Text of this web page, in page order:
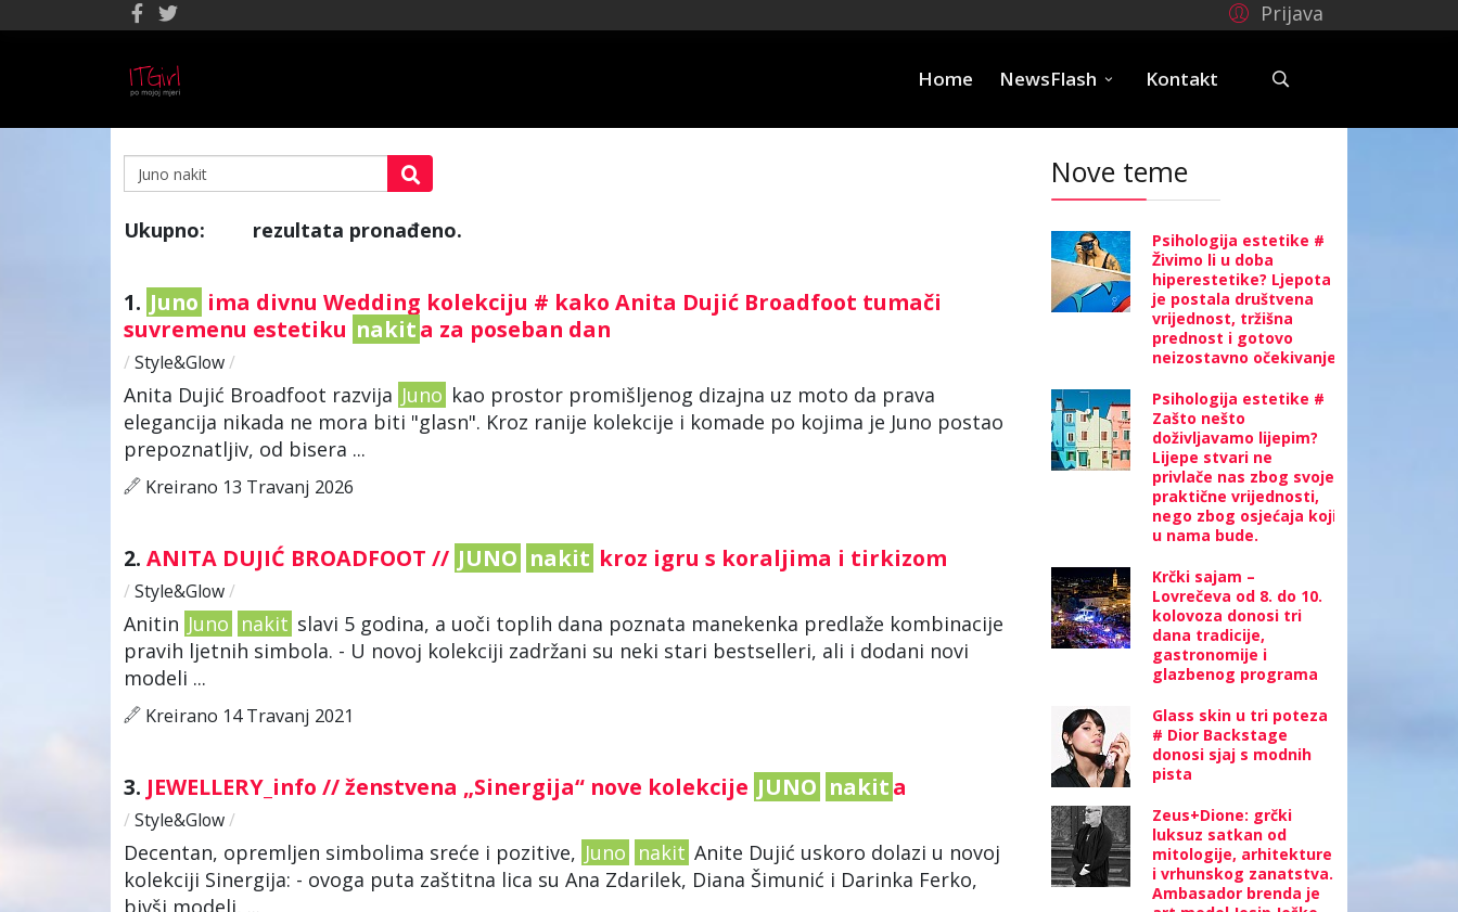
Prijava
Home NewsFlash Kontakt
Ukupno: rezultata pronađeno.
1. Juno ima divnu Wedding kolekciju # kako Anita Dujić Broadfoot tumači
suvremenu estetiku nakita za poseban dan
/ Style&Glow/
Anita Dujić Broadfoot razvija Juno kao prostor promišljenog dizajna uz moto da prava
elegancija nikada ne mora biti "glasn". Kroz ranije kolekcije i komade po kojima je Juno postao
prepoznatljiv, od bisera ...
Kreirano 13 Travanj 2026
2. ANITA DUJIĆ BROADFOOT // JUNO nakit kroz igru s koraljima i tirkizom
/ Style&Glow/
Anitin Juno nakit slavi 5 godina, a uoči toplih dana poznata manekenka predlaže kombinacije
pravih ljetnih simbola. - U novoj kolekciji zadržani su neki stari bestselleri, ali i dodani novi
modeli ...
Kreirano 14 Travanj 2021
3. JEWELLERY_info // ženstvena „Sinergija“ nove kolekcije JUNO nakita
/ Style&Glow/
Decentan, opremljen simbolima sreće i pozitive, Juno nakit Anite Dujić uskoro dolazi u novoj
kolekciji Sinergija: - ovoga puta zaštitna lica su Ana Zdarilek, Diana Šimunić i Darinka Ferko,
bivši modeli, ...
Nove teme
Psihologija estetike #
Živimo li u doba
hiperestetike? Ljepota
je postala društvena
vrijednost, tržišna
prednost i gotovo
neizostavno očekivanje
Psihologija estetike #
Zašto nešto
doživljavamo lijepim?
Lijepe stvari ne
privlače nas zbog svoje
praktične vrijednosti,
nego zbog osjećaja koji
u nama bude.
Krčki sajam –
Lovrečeva od 8. do 10.
kolovoza donosi tri
dana tradicije,
gastronomije i
glazbenog programa
Glass skin u tri poteza
# Dior Backstage
donosi sjaj s modnih
pista
Zeus+Dione: grčki
luksuz satkan od
mitologije, arhitekture
i vrhunskog zanatstva.
Ambasador brenda je